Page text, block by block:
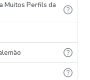
Muitos Perfils da